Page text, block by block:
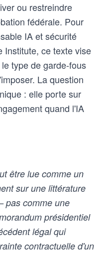
ou restreindre
fédérale. Pour
IA et sécurité
Institute, ce texte vise
type de garde-fous
La question
: elle porte sur
quand l'IA
être lue comme un
sur une littérature
pas comme une
présidentiel
légal qui
contractuelle d'un